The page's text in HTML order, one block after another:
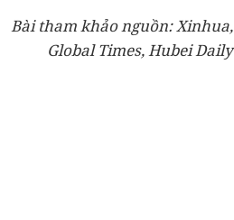
Bài tham khảo nguồn: Xinhua,
Global Times, Hubei Daily